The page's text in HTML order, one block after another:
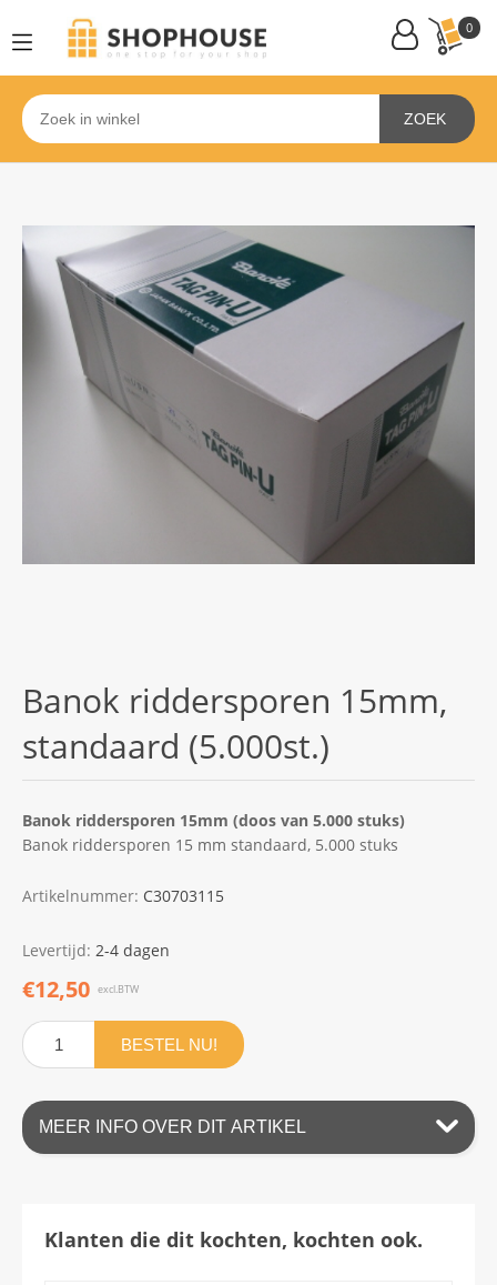
0
ZOEK
Banok riddersporen 15mm,
standaard (5.000st.)
Banok riddersporen 15mm (doos van 5.000 stuks)
Banok riddersporen 15 mm standaard, 5.000 stuks
Artikelnummer: C30703115
Levertijd: 2-4 dagen
€12,50 excl.BTW
BESTEL NU!
MEER INFO OVER DIT ARTIKEL
Klanten die dit kochten, kochten ook.